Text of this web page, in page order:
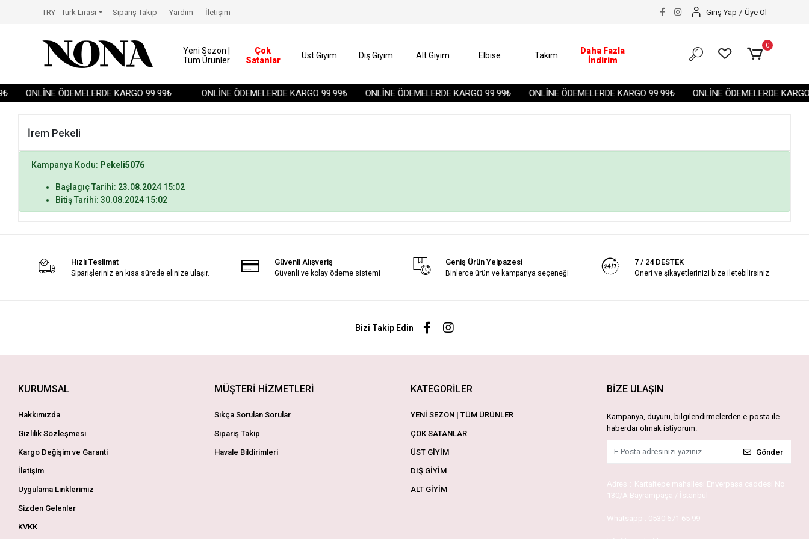
ONLİNE ÖDEMELERDE KARGO 99.99₺ ONLİNE ÖDEMELERDE KARGO 99.99₺ ONLİNE ÖDEMELERDE KARGO 99.99₺ ONLİNE ÖDEMELERDE KARGO 99.99₺ ONLİNE ÖDEMELERDE
TRY - Türk Lirası Sipariş Takip Yardım İletişim Giriş Yap / Üye Ol
Yeni Sezon |
Tüm Ürünler
Çok
Satanlar
Üst Giyim Dış Giyim Alt Giyim Elbise Takım
Daha Fazla
İndirim
0
İrem Pekeli
Kampanya Kodu: Pekeli5076
Başlagıç Tarihi: 23.08.2024 15:02
Bitiş Tarihi: 30.08.2024 15:02
Hızlı Teslimat
Siparişleriniz en kısa sürede elinize ulaşır.
Güvenli Alışveriş
Güvenli ve kolay ödeme sistemi
Geniş Ürün Yelpazesi
Binlerce ürün ve kampanya seçeneği
7 / 24 DESTEK
Öneri ve şikayetlerinizi bize iletebilirsiniz.
Bizi Takip Edin
KURUMSAL
Hakkımızda
Gizlilik Sözleşmesi
Kargo Değişim ve Garanti
İletişim
Uygulama Linklerimiz
Sizden Gelenler
KVKK
MÜŞTERİ HİZMETLERİ
Sıkça Sorulan Sorular
Sipariş Takip
Havale Bildirimleri
KATEGORİLER
YENİ SEZON | TÜM ÜRÜNLER
ÇOK SATANLAR
ÜST GİYİM
DIŞ GİYİM
ALT GİYİM
BİZE ULAŞIN
Kampanya, duyuru, bilgilendirmelerden e-posta ile
haberdar olmak istiyorum.
Gönder
Adres : Kartaltepe mahallesi Enverpaşa caddesi No
130/A Bayrampaşa / İstanbul
Whatsapp : 0530 671 65 99